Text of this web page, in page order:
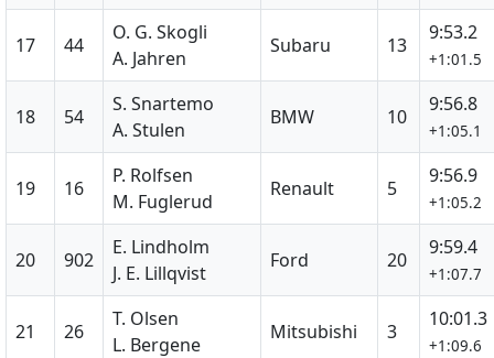
17 44
O. G. Skogli
A. Jahren
Subaru 13
9:53.2
+1:01.5
18 54
S. Snartemo
A. Stulen
BMW 10
9:56.8
+1:05.1
19 16
P. Rolfsen
M. Fuglerud
Renault 5
9:56.9
+1:05.2
20 902
E. Lindholm
J. E. Lillqvist
Ford 20
9:59.4
+1:07.7
21 26
T. Olsen
L. Bergene
Mitsubishi 3
10:01.3
+1:09.6